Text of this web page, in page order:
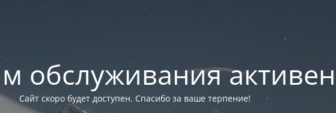
обслуживания активен
Сайт скоро будет доступен. Спасибо за ваше терпение!